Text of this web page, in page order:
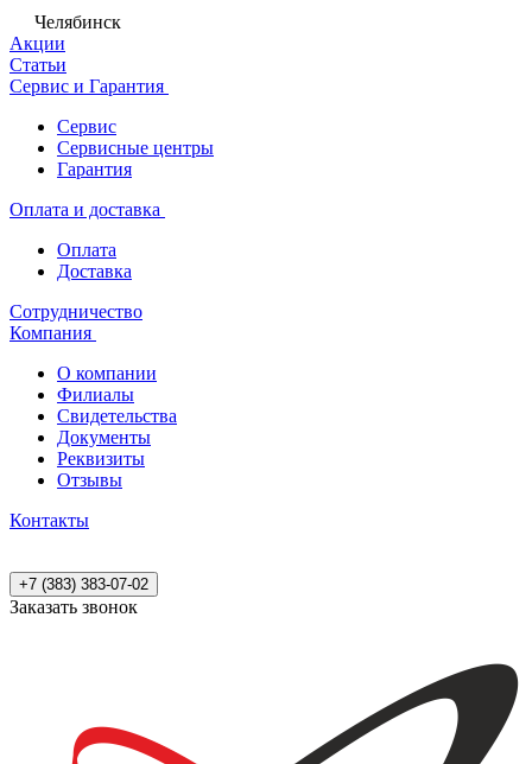
Челябинск
Акции
Статьи
Сервис и Гарантия
Сервис
Сервисные центры
Гарантия
Оплата и доставка
Оплата
Доставка
Сотрудничество
Компания
О компании
Филиалы
Свидетельства
Документы
Реквизиты
Отзывы
Контакты
+7 (383) 383-07-02
Заказать звонок